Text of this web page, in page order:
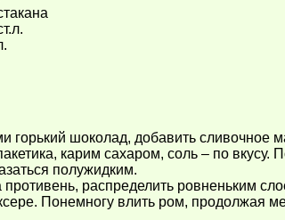
горький шоколад, добавить сливочное
карим сахаром, соль – по
полужидким.
распределить ровненьким
Понемногу влить ром, продолжая